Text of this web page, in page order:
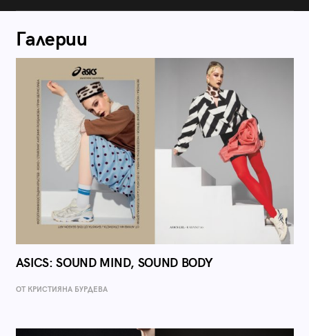
Галерии
ASICS: SOUND MIND, SOUND BODY
ОТ КРИСТИЯНА БУРДЕВА